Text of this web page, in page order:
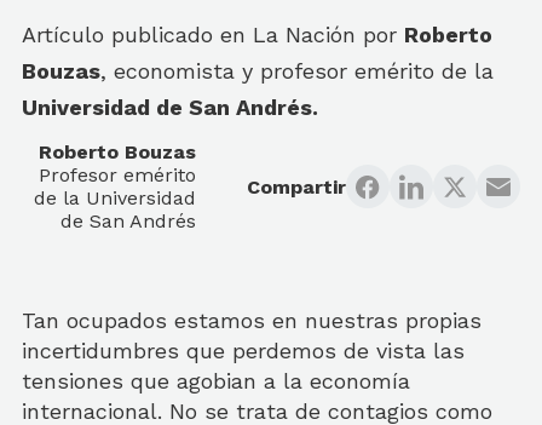
Artículo publicado en La Nación por Roberto
Bouzas, economista y profesor emérito de la
Universidad de San Andrés.
Roberto Bouzas
Profesor emérito
de la Universidad
de San Andrés
Compartir
Tan ocupados estamos en nuestras propias
incertidumbres que perdemos de vista las
tensiones que agobian a la economía
internacional. No se trata de contagios como